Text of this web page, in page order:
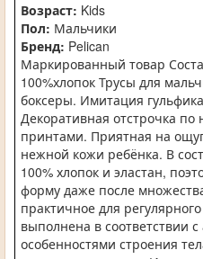
Возраст: Kids
Пол: Мальчики
Бренд: Pelican
Маркированный товар
100%хлопок Трусы для
боксеры. Имитация
Декоративная отстрочка по
принтами. Приятная на
нежной кожи ребёнка. В
100% хлопок и эластан,
форму даже после
практичное для
выполнена в соответствии
особенностями строения